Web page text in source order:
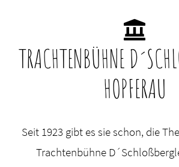
TRACHTENBÜHNE
OPFERAU
Seit 1923 gibt es sie schon, die
Trachtenbühne